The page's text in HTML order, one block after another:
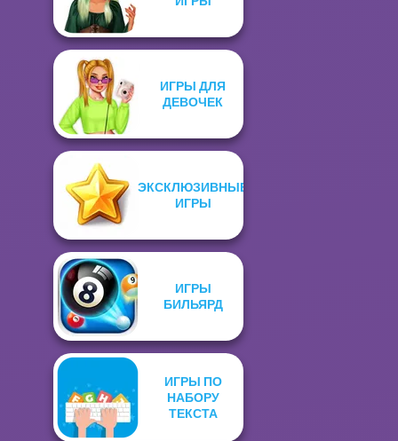
ИГРЫ ДЛЯ
ДЕВОЧЕК
ЭКСКЛЮЗИВНЫЕ
ИГРЫ
ИГРЫ
БИЛЬЯРД
ИГРЫ ПО
НАБОРУ
ТЕКСТА